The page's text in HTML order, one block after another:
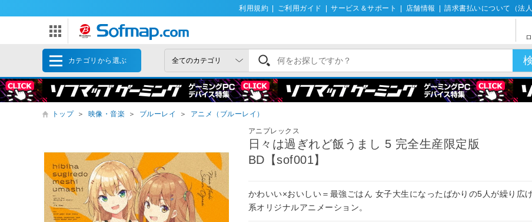
利用規約 ご利用ガイド サービス＆サポート 店舗情報 請求書払いについて（法人
カテゴリから選ぶ
トップ ＞ 映像・音楽 ＞ ブルーレイ ＞ アニメ（ブルーレイ）
アニプレックス
日々は過ぎれど飯うまし 5 完全生産限定版
BD【sof001】
かわいい×おいしい＝最強ごはん 女子大生になったばかりの5人が繰り広
系オリジナルアニメーション。